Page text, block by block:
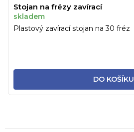
Stojan na frézy zavírací
skladem
DO KOŠÍKU
Plastový zavírací stojan na 30 fréz